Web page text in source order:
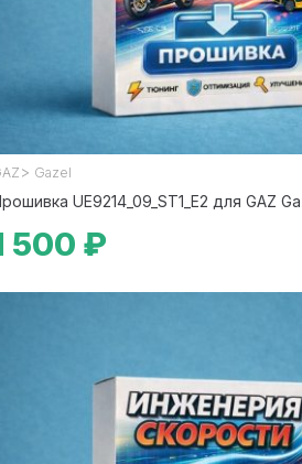
> Gazel
UE9214_09_ST1_E2 для GAZ
500 ₽